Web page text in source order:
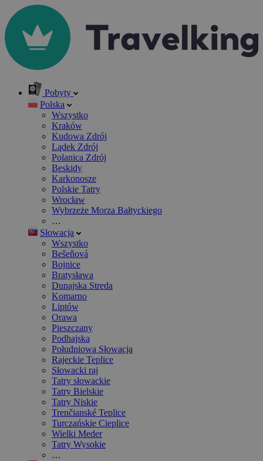
Pobyty
Polska
Wszystko
Kraków
Kudowa Zdrój
Lądek Zdrój
Polanica Zdrój
Beskidy
Karkonosze
Polskie Tatry
Wrocław
Wybrzeże Morza Bałtyckiego
…
Słowacja
Wszystko
Bešeňová
Bojnice
Bratysława
Dunajska Streda
Komarno
Liptów
Orawa
Pieszczany
Podhajska
Południowa Słowacja
Rajeckie Teplice
Słowacki raj
Tatry słowackie
Tatry Bielskie
Tatry Niskie
Trenčianské Teplice
Turczańskie Cieplice
Wielki Meder
Tatry Wysokie
…